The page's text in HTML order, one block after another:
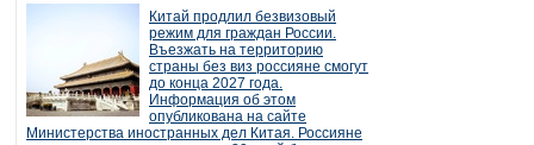
Китай продлил безвизовый
режим для граждан России.
Въезжать на территорию
страны без виз россияне смогут
до конца 2027 года.
Информация об этом
опубликована на сайте
Министерства иностранных дел Китая. Россияне